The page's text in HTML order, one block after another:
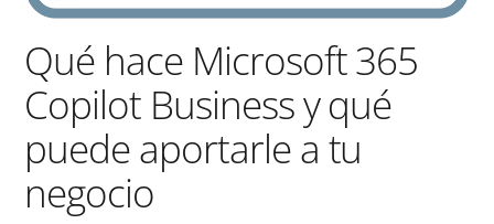
Qué hace Microsoft 365
Copilot Business y qué
puede aportarle a tu
negocio